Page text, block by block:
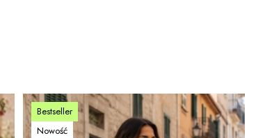
Bestseller
Nowość